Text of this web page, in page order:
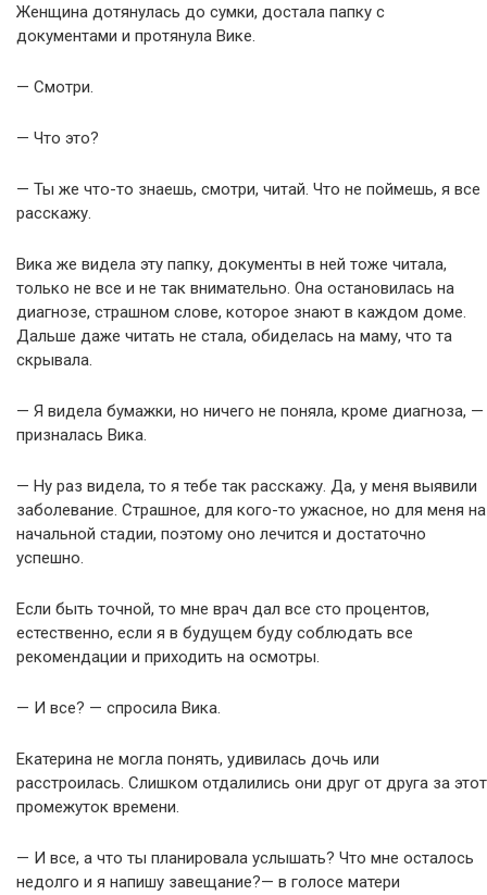
Женщина дотянулась до сумки, достала папку с
документами и протянула Вике.
— Смотри.
— Что это?
— Ты же что-то знаешь, смотри, читай. Что не поймешь, я все
расскажу.
Вика же видела эту папку, документы в ней тоже читала,
только не все и не так внимательно. Она остановилась на
диагнозе, страшном слове, которое знают в каждом доме.
Дальше даже читать не стала, обиделась на маму, что та
скрывала.
— Я видела бумажки, но ничего не поняла, кроме диагноза, —
призналась Вика.
— Ну раз видела, то я тебе так расскажу. Да, у меня выявили
заболевание. Страшное, для кого-то ужасное, но для меня на
начальной стадии, поэтому оно лечится и достаточно
успешно.
Если быть точной, то мне врач дал все сто процентов,
естественно, если я в будущем буду соблюдать все
рекомендации и приходить на осмотры.
— И все? — спросила Вика.
Екатерина не могла понять, удивилась дочь или
расстроилась. Слишком отдалились они друг от друга за этот
промежуток времени.
— И все, а что ты планировала услышать? Что мне осталось
недолго и я напишу завещание?— в голосе матери